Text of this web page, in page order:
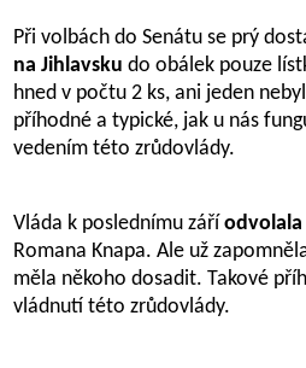
Při volbách do Senátu se prý
na Jihlavsku do obálek pouze
hned v počtu 2 ks, ani jeden
příhodné a typické, jak u nás
vedením této zrůdovlády.
Vláda k poslednímu záříodvolala
Romana Knapa. Ale už
měla někoho dosadit. Takové
vládnutí této zrůdovlády.